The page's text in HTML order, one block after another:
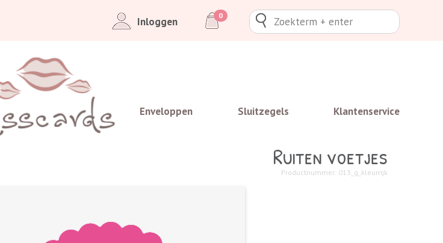
Inloggen 0
Enveloppen Sluitzegels Klantenservice
Ruiten voetjes
Productnummer: 013_g_kleurrijk